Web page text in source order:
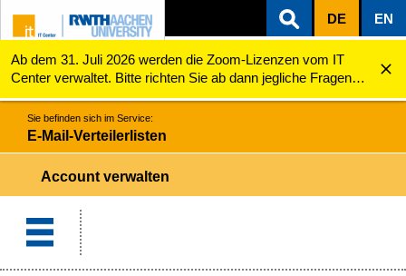
ZUM INHALTSBEREICH
ZUR HAUPTNAVIGATION
ZUR SUCHE
DE EN
Ab dem 31. Juli 2026 werden die Zoom-Lizenzen vom IT
Center verwaltet. Bitte richten Sie ab dann jegliche Fragen
zu den Zoom-Lizenzen (z.B. Probleme mit dem Login) an
servicedesk@itc.rwth-aachen.de.
E-Mail-Verteilerlisten Account verwalten
Sie befinden sich im Service:
E-Mail-Verteilerlisten
Account verwalten